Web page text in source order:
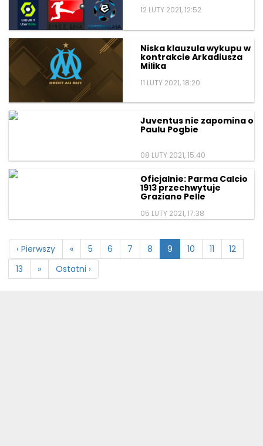
12 LUTY 2021, 12:52
Niska klauzula wykupu w
kontrakcie Arkadiusza
Milika
11 LUTY 2021, 18:20
Juventus nie zapomina o
Paulu Pogbie
08 LUTY 2021, 15:40
Oficjalnie: Parma Calcio
1913 przechwytuje
Graziano Pelle
05 LUTY 2021, 17:38
‹ Pierwszy « 5 6 7 8 9 10 11
12
13
» Ostatni ›